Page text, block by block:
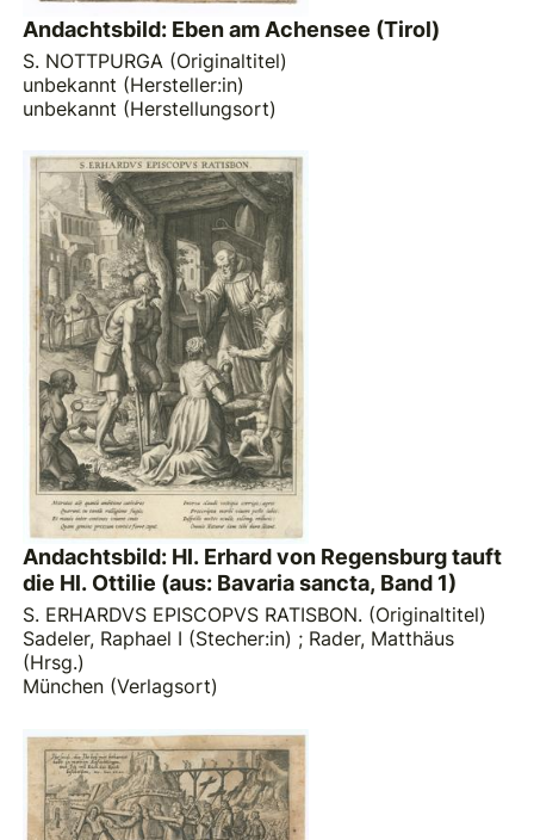
Andachtsbild: Eben am Achensee (Tirol)
S. NOTTPURGA (Originaltitel)
unbekannt (Hersteller:in)
unbekannt (Herstellungsort)
Andachtsbild: Hl. Erhard von Regensburg tauft
die Hl. Ottilie (aus: Bavaria sancta, Band 1)
S. ERHARDVS EPISCOPVS RATISBON. (Originaltitel)
Sadeler, Raphael I (Stecher:in) ; Rader, Matthäus
(Hrsg.)
München (Verlagsort)